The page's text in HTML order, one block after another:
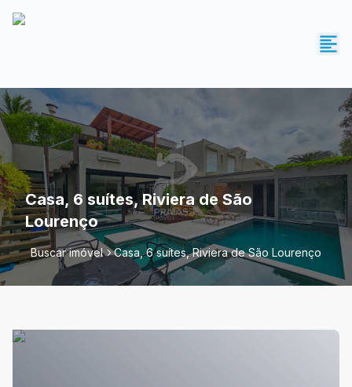
Casa, 6 suítes, Riviera de São
Lourenço
Buscar imóvel Casa, 6 suítes, Riviera de São Lourenço